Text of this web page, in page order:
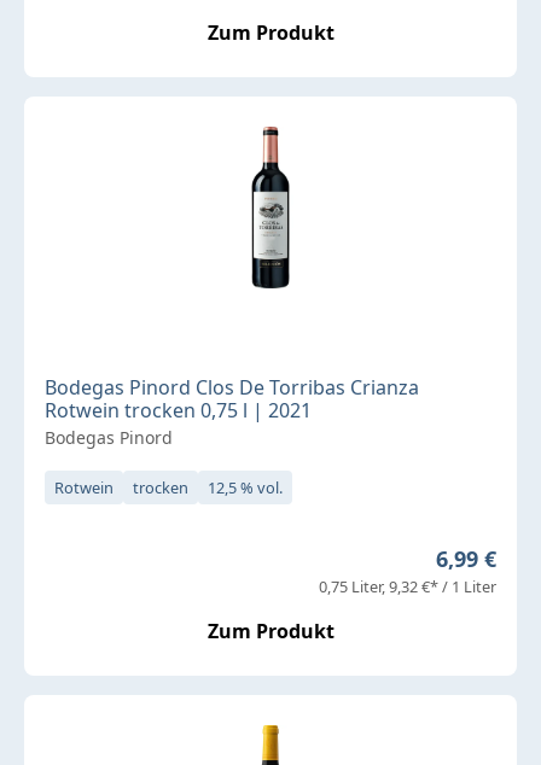
Zum Produkt
Bodegas Pinord Clos De Torribas Crianza
Rotwein trocken 0,75 l | 2021
Bodegas Pinord
Rotwein trocken 12,5 % vol.
Regulärer
6,99 €
0,75 Liter 9,32 €* / 1 Liter
Zum Produkt